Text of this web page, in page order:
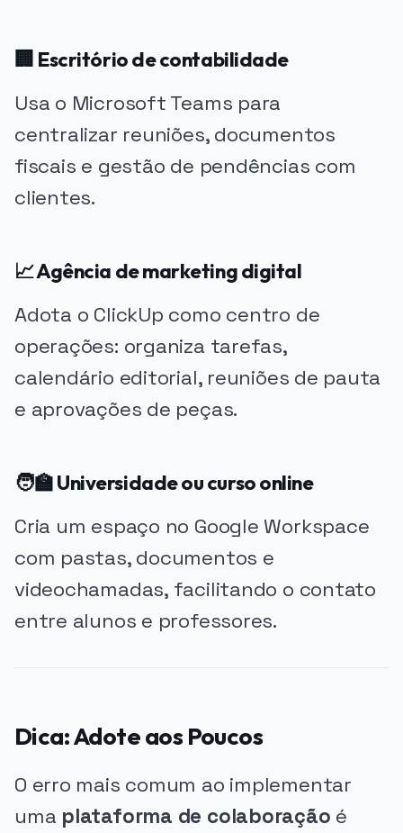
🏢 Escritório de contabilidade
Usa o Microsoft Teams para
centralizar reuniões, documentos
fiscais e gestão de pendências com
clientes.
📈 Agência de marketing digital
Adota o ClickUp como centro de
operações: organiza tarefas,
calendário editorial, reuniões de pauta
e aprovações de peças.
🧑‍🏫 Universidade ou curso online
Cria um espaço no Google Workspace
com pastas, documentos e
videochamadas, facilitando o contato
entre alunos e professores.
Dica: Adote aos Poucos
O erro mais comum ao implementar
uma plataforma de colaboração é